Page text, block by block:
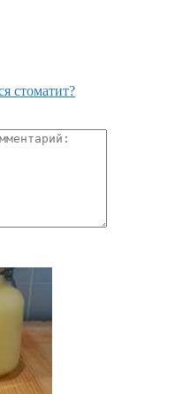
стоматит?